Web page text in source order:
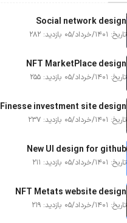
Social network design
تاریخ: 1401/خرداد/05 بازدید: 282
NFT MarketPlace design
تاریخ: 1401/خرداد/05 بازدید: 255
Finesse investment site design
تاریخ: 1401/خرداد/05 بازدید: 237
New UI design for github
تاریخ: 1401/خرداد/05 بازدید: 211
NFT Metats website design
تاریخ: 1401/خرداد/05 بازدید: 219